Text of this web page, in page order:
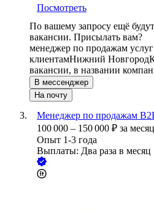
Посмотреть
По вашему запросу ещё
вакансии. Присылать вам?
менеджер по продажам
клиентамНижний Новгород
вакансии, в названии
В мессенджер
На почту
Менеджер по продажам
100 000 – 150 000 ₽ за
Опыт 1-3 года
Выплаты: Два раза в месяц